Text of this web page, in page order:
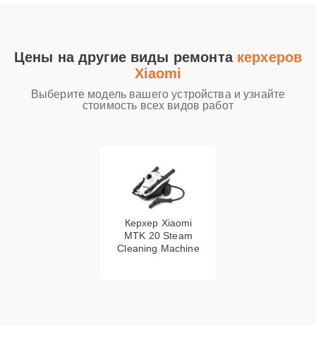
Цены на другие виды ремонта керхеров
Xiaomi
Выберите модель вашего устройства и узнайте
стоимость всех видов работ
Керхер Xiaomi
MTK 20 Steam
Cleaning Machine